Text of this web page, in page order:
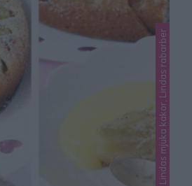
Lindas mjuka kakor, Lindas rabarber